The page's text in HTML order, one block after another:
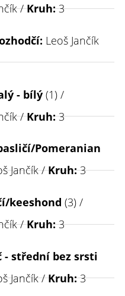
/Kruh:3
Leoš Jančík
- bílý (1) /
/Kruh:3
Pomeranian
Jančík /Kruh:3
keeshond (3) /
/Kruh:3
- střední bez srsti
Jančík /Kruh:3